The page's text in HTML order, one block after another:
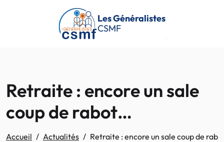
Passer au contenu principal
Les Généralistes
CSMF
Retraite : encore un sale
coup de rabot…
Accueil Actualités Retraite : encore un sale coup de